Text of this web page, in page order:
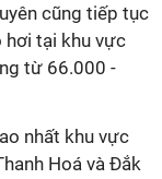
cũng tiếp tục
hơi tại khu vực
từ 66.000 -
nhất khu vực
Hoá và Đắk